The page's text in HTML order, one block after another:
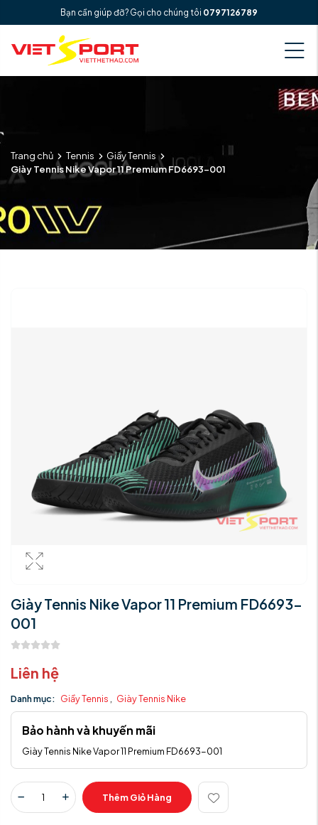
Bạn cần giúp đỡ? Gọi cho chúng tôi 0797126789
Trang chủ Tennis
Giầy Tennis
Giày Tennis Nike Vapor 11 Premium FD6693-001
Giày Tennis Nike Vapor 11 Premium FD6693-
001
Liên hệ
Danh mục: Giầy Tennis , Giày Tennis Nike
Bảo hành và khuyến mãi
Giày Tennis Nike Vapor 11 Premium FD6693-001
Thêm Giỏ Hàng